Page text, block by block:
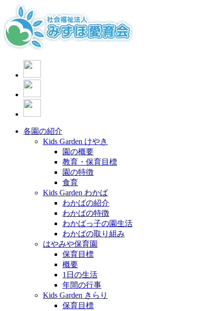
各園の紹介
Kids Garden けやき
園の概要
教育・保育目標
園の特徴
食育
Kids Garden わかば
わかばの紹介
わかばの特徴
わかばっ子の園生活
わかばの取り組み
はやみや保育園
保育目標
概要
1日の生活
年間の行事
Kids Garden きらり
保育目標